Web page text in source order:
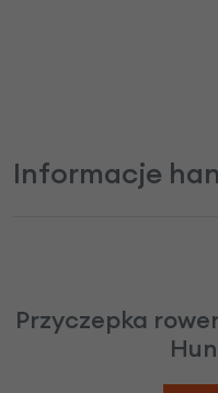
Informacje
Przyczepka